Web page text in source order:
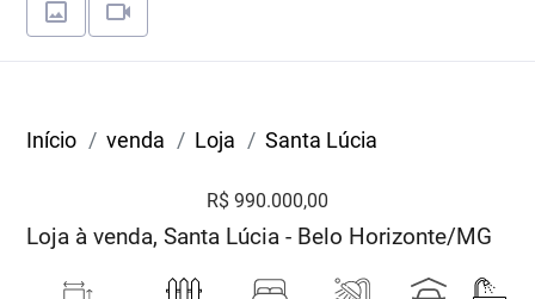
Início venda Loja Santa Lúcia
R$ 990.000,00
Loja à venda, Santa Lúcia - Belo Horizonte/MG